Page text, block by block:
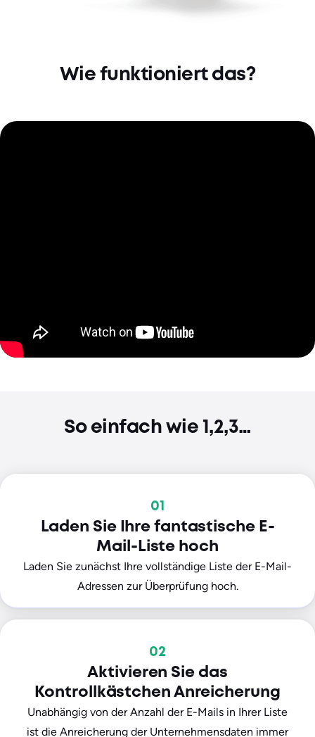
Wie funktioniert das?
So einfach wie 1,2,3…
01
Laden Sie Ihre fantastische E-
Mail-Liste hoch
Laden Sie zunächst Ihre vollständige Liste der E-Mail-
Adressen zur Überprüfung hoch.
02
Aktivieren Sie das
Kontrollkästchen Anreicherung
Unabhängig von der Anzahl der E-Mails in Ihrer Liste
ist die Anreicherung der Unternehmensdaten immer